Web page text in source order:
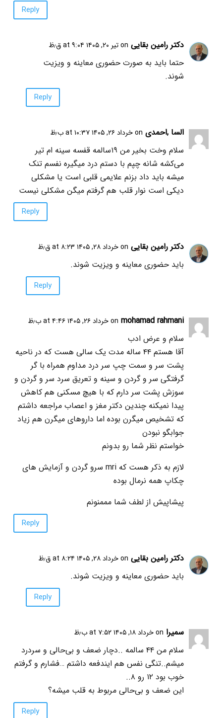
Reply
دکتر رامین بقایی on تیر ۲۰, ۱۴۰۵ at ۹:۰۴ ق٫ظ
حتما باید به صورت حضوری معاینه و ویزیت
شوند.
Reply
السا ,احمدی on خرداد ۲۶, ۱۴۰۵ at ۱۰:۳۷ ب٫ظ
سلام وخت بخیر من ۱۹سالمه قفسه سینه ام تیر
می‌کشه شانه چپم با دستم درد میگیره نفسم تنک
میشه باید داد بزنم علایمی قلبی است یا مشکلی
دیکی است نوار قلب هم گرفتم میگن مشکلی نیست
Reply
دکتر رامین بقایی on خرداد ۲۸, ۱۴۰۵ at ۸:۲۳ ق٫ظ
باید حضوری معاینه و ویزیت شوند.
Reply
mohamad rahmani on خرداد ۲۶, ۱۴۰۵ at ۴:۴۶ ب٫ظ
سلام و عرض ادب
آقا هستم ۴۴ ساله مدت یک سالی هست که در ناحیه
پشت سر و سمت چپ سر درد مداوم همراه با گر
گرفتگی سر و گردن و سینه و تعریق سرد سر و گردن و
سوزش پشت سر دارم که با هیچ مسکنی هم کاهش
پیدا نمیکنه چندین دکتر مغز و اعصاب مراجعه داشتم
که تشخیص میگرن بوده اما داروهای میگرن هم زیاد
جوابگو نبودن
خواستم نظر شما رو بدونم
لازم به ذکر هست که mri سرو گردن و آزمایش های
چکاپ همه نرمال بوده
پیشاپیش از لطف شما مممنونم
Reply
دکتر رامین بقایی on خرداد ۲۸, ۱۴۰۵ at ۸:۲۴ ق٫ظ
باید حضوری معاینه و ویزیت شوند.
Reply
سمیرا on خرداد ۱۸, ۱۴۰۵ at ۷:۵۲ ب٫ظ
سلام من ۴۴ سالمه ..دچار ضعف و بی‌حالی و سردرد
میشم..تنگی نفس هم ایندفعه داشتم …فشارم و گرفتم
خوب بود ۱۲ رو ۸..
این ضعف و بی‌حالی مربوط به قلب میشه؟
Reply